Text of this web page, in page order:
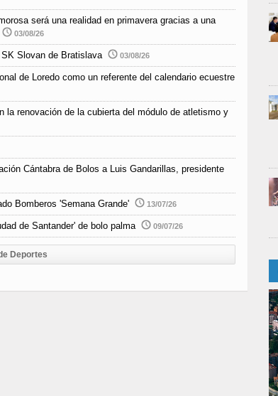
será una realidad en primavera gracias a una
03/08/26
Slovan de Bratislava 03/08/26
de Loredo como un referente del calendario ecuestre
la renovación de la cubierta del módulo de atletismo y
Cántabra de Bolos a Luis Gandarillas, presidente
Bomberos 'Semana Grande' 13/07/26
de Santander' de bolo palma 09/07/26
Deportes